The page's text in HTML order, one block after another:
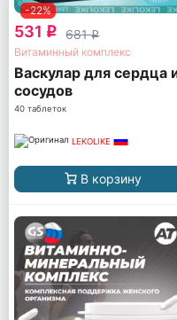
-22%
531 q 681q
Витаминный комплекс
Васкулар для сердца
сосудов
40 таблеток
LEKOLIKE
В корзину